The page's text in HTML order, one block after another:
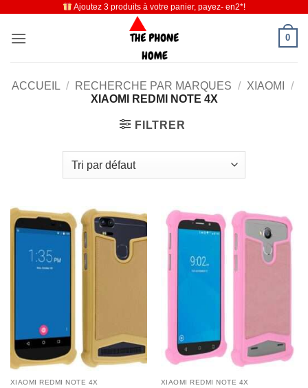
contenu
Ajoutez 3 produits à votre panier, payez- en2*!
0
ACCUEIL / RECHERCHE PAR MARQUES / XIAOMI
/
XIAOMI REDMI NOTE 4X
FILTRER
XIAOMI REDMI NOTE 4X XIAOMI REDMI NOTE 4X